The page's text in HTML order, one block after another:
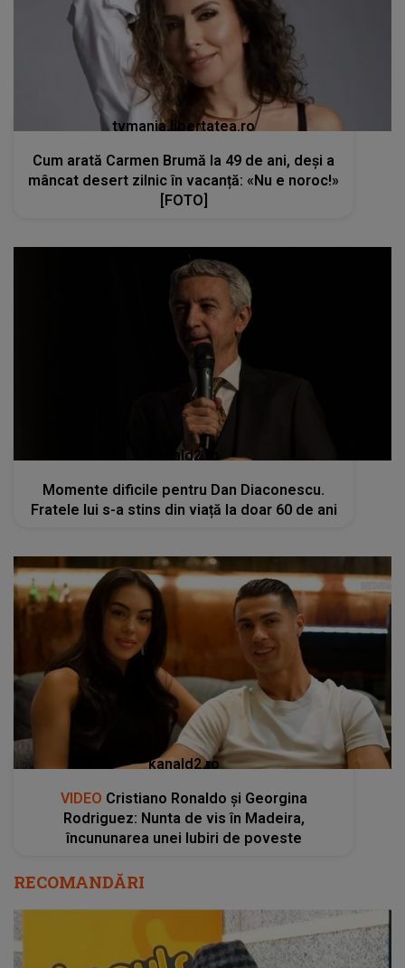
tvmania.libertatea.ro
Cum arată Carmen Brumă la 49 de ani, deși a
mâncat desert zilnic în vacanță: «Nu e noroc!»
[FOTO]
kanald2.ro
Momente dificile pentru Dan Diaconescu.
Fratele lui s-a stins din viață la doar 60 de ani
kanald2.ro
VIDEO Cristiano Ronaldo și Georgina
Rodriguez: Nunta de vis în Madeira,
încununarea unei Iubiri de poveste
RECOMANDĂRI